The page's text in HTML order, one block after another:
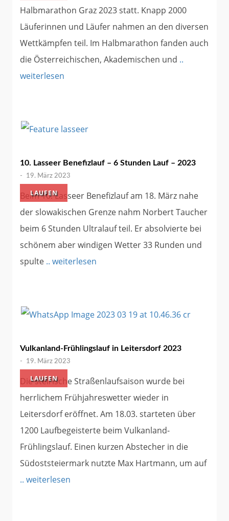
Halbmarathon Graz 2023 statt. Knapp 2000
Läuferinnen und Läufer nahmen an den diversen
Wettkämpfen teil. Im Halbmarathon fanden auch
die Österreichischen, Akademischen und ..
weiterlesen
LAUFEN
10. Lasseer Benefizlauf – 6 Stunden Lauf – 2023
- 19. März 2023
Beim 10. Lasseer Benefizlauf am 18. März nahe
der slowakischen Grenze nahm Norbert Taucher
beim 6 Stunden Ultralauf teil. Er absolvierte bei
schönem aber windigen Wetter 33 Runden und
spulte .. weiterlesen
LAUFEN
Vulkanland-Frühlingslauf in Leitersdorf 2023
- 19. März 2023
Die steirische Straßenlaufsaison wurde bei
herrlichem Frühjahreswetter wieder in
Leitersdorf eröffnet. Am 18.03. starteten über
1200 Laufbegeisterte beim Vulkanland-
Frühlingslauf. Einen kurzen Abstecher in die
Südoststeiermark nutzte Max Hartmann, um auf
.. weiterlesen